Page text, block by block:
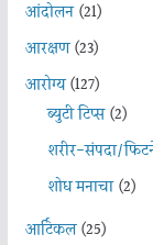
आंदोलन(21)
आरक्षण(23)
आरोग्य(127)
ब्युटी टिप्स(2)
शरीर-संपदा/
शोध मनाचा(2)
आर्टिकल(25)